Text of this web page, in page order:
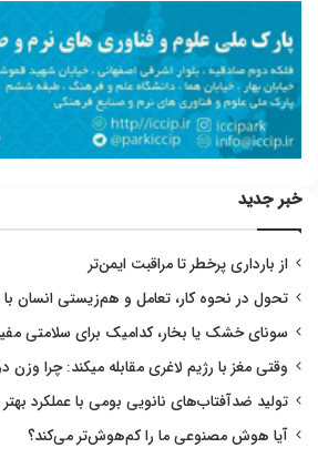
خبر جدید
از بارداری پرخطر تا مراقبت ایمن‌تر
تحول در نحوه کار، تعامل و هم‌زیستی انسان با
سونای خشک یا بخار، کدامیک برای سلامتی
وقتی مغز با رژیم لاغری مقابله میکند: چرا وزن
تولید ضدآفتاب‌های نانویی بومی با عملکرد بهتر
آیا هوش مصنوعی ما را کم‌هوش‌تر می‌کند؟